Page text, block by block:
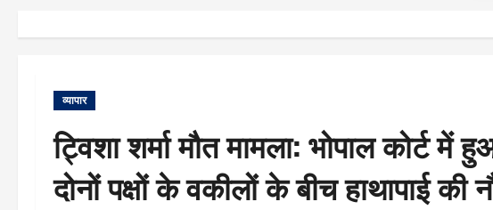
व्यापार
ट्विशा शर्मा मौत मामला: भोपाल कोर्ट में
दोनों पक्षों के वकीलों के बीच हाथापाई की